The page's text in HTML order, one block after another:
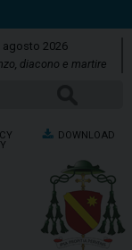
agosto 2026
diacono e martire
DOWNLOAD